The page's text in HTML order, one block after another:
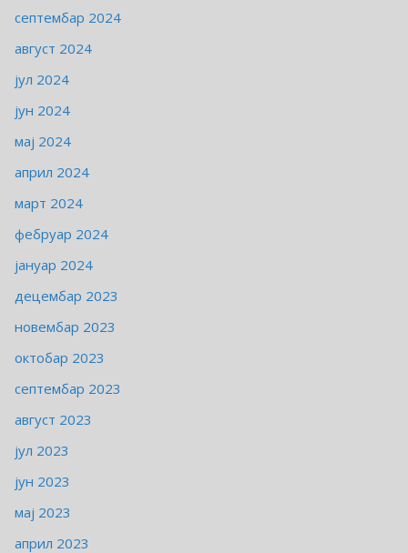
септембар 2024
август 2024
јул 2024
јун 2024
мај 2024
април 2024
март 2024
фебруар 2024
јануар 2024
децембар 2023
новембар 2023
октобар 2023
септембар 2023
август 2023
јул 2023
јун 2023
мај 2023
април 2023